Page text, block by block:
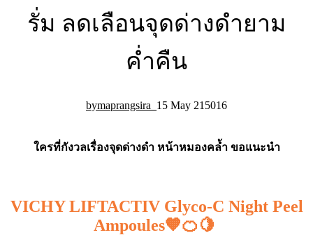
รั่ม ลดเลือนจุดด่างดำยาม
ค่ำคืน
maprangsira_ 15 May 215016
ใครที่กังวลเรื่องจุดด่างดำ หน้าหมองคล้ำ ขอแนะนำ
VICHY LIFTACTIV Glyco-C Night Peel
Ampoules🧡🍊🍋